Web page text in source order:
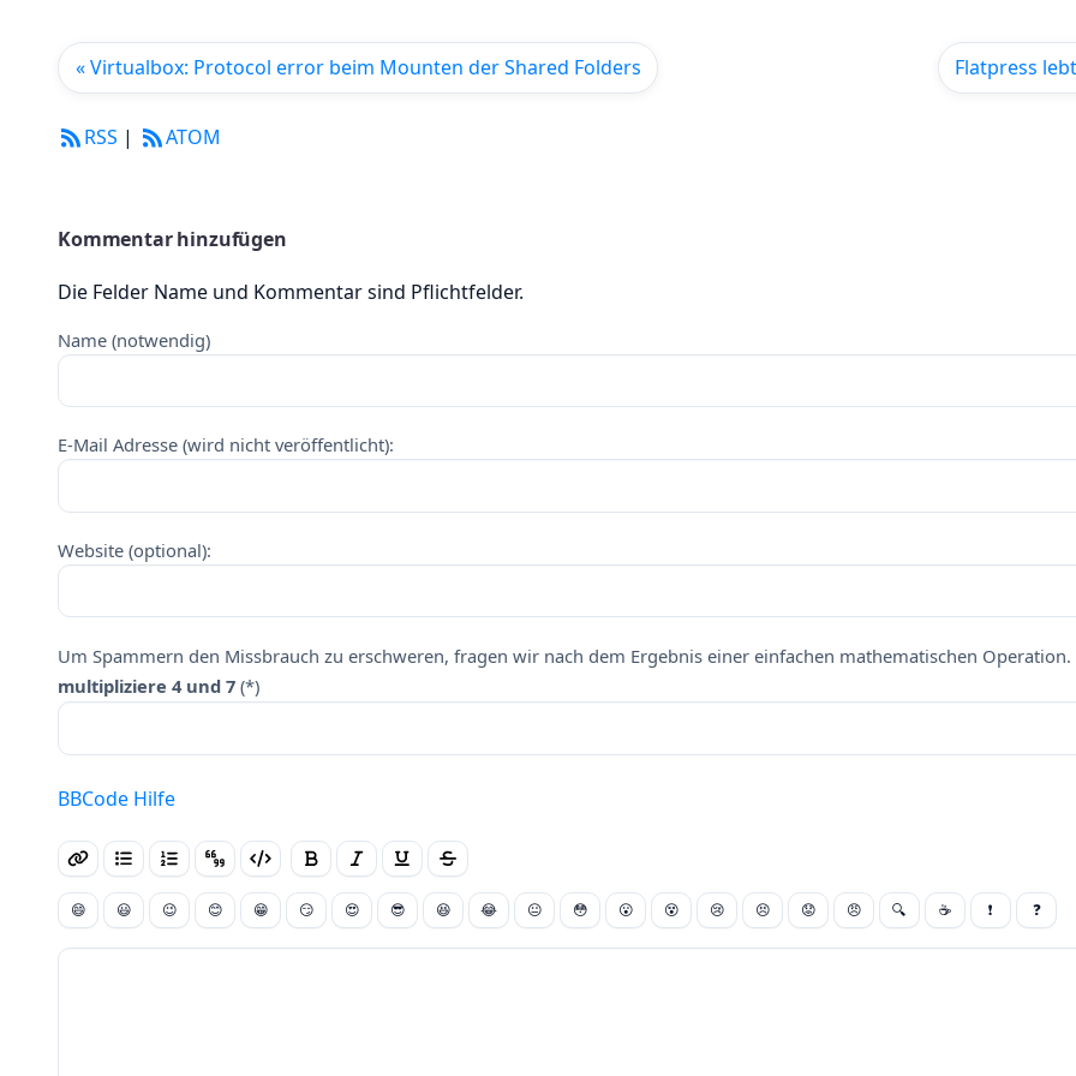
Flatpress
« Virtualbox: Protocol error beim Mounten der Shared Folders
RSS | ATOM
Kommentar hinzufügen
Die Felder Name und Kommentar sind Pflichtfelder.
Name (notwendig)
E-Mail Adresse (wird nicht veröffentlicht):
Website (optional):
Um Spammern den Missbrauch zu erschweren, fragen wir nach dem Ergebnis einer einfachen mathematischen
multipliziere 4 und 7 (*)
BBCode Hilfe
😄 😃 😉 😊 😁 😏 😍 😎 😆 😂 😐 😳 😮 😵 😢 😣 😟 😠 🔍 ☕ ❗ ❓